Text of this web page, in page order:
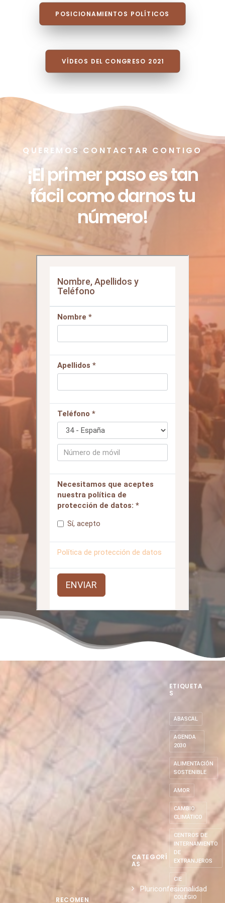
POSICIONAMIENTOS POLÍTICOS
QUEREMOS CONTACTAR CONTIGO
¡El primer paso es tan
fácil como darnos tu
número!
CATEGORÍ
ETIQUETA
S
ABASCAL
AGENDA
2030
ALIMENTACIÓN
SOSTENIBLE
AMOR
CAMBIO
CLIMÁTICO
CENTROS DE
INTERNAMIENTO
DE
EXTRANJEROS